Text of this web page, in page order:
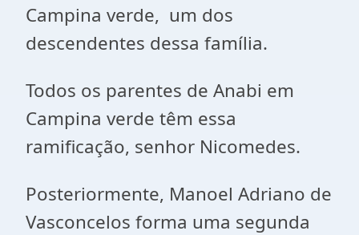
Campina verde, um dos
descendentes dessa família.
Todos os parentes de Anabi em
Campina verde têm essa
ramificação, senhor Nicomedes.
Posteriormente, Manoel Adriano de
Vasconcelos forma uma segunda